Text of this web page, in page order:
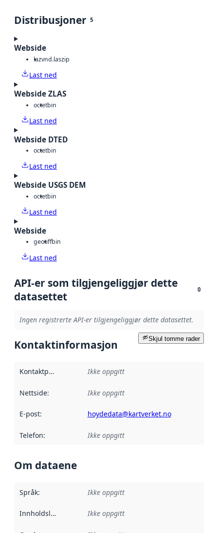
Distribusjoner 5
Webside
lazvnd.laszip
Last ned
Webside ZLAS
octetbin
Last ned
Webside DTED
octetbin
Last ned
Webside USGS DEM
octetbin
Last ned
Webside
geotiffbin
Last ned
API-er som tilgjengeliggjør dette
datasettet
0
Ingen registrerte API-er tilgjengeliggjør dette datasettet.
Skjul tomme rader
Kontaktinformasjon
Kontaktpunkt Ikke oppgitt
Nettside: Ikke oppgitt
E-post: hoydedata@kartverket.no
Telefon: Ikke oppgitt
Om dataene
Språk: Ikke oppgitt
Innholdsleverandører :
Ikke oppgitt